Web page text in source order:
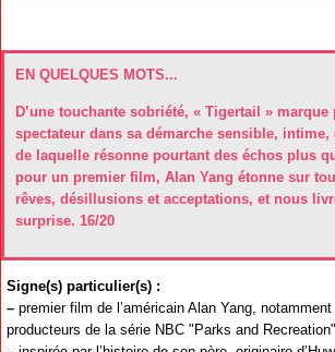
EN QUELQUES MOTS...
D’une touchante sobriété, « Tigertail »
spectateur dans sa démarche sensible,
de laquelle résonne pourtant des échos plus
pour un premier film, Alan Yang étonne sur
rêves, désillusions et acceptations, et nous
surprise. 16/20
Signe(s) particulier(s) :
– premier film de l’américain Alan Yang,
producteurs de la série NBC "Parks and